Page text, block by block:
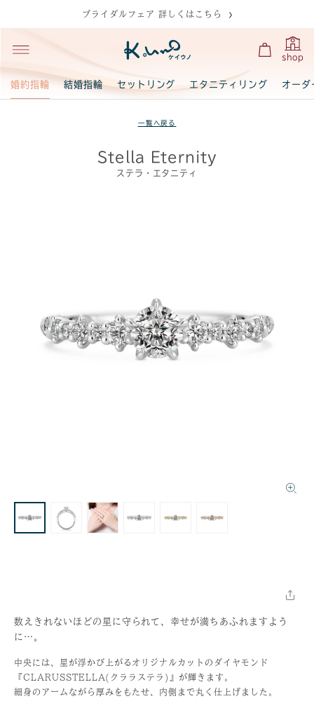
ブライダルフェア 詳しくはこちら
shop
婚約指輪 結婚指輪 セットリング エタニティリング オーダ
一覧へ戻る
Stella Eternity
ステラ・エタニティ
数えきれないほどの星に守られて、幸せが満ちあふれますよう
に…。
中央には、星が浮かび上がるオリジナルカットのダイヤモンド
『CLARUSSTELLA(クララステラ)』が輝きます。
細身のアームながら厚みをもたせ、内側まで丸く仕上げました。